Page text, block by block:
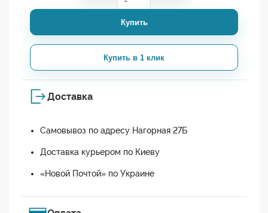
Купить
Купить в 1 клик
Доставка
Самовывоз по адресу Нагорная 27Б
Доставка курьером по Киеву
«Новой Почтой» по Украине